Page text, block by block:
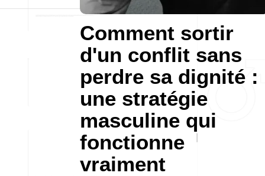
Comment sortir
d'un conflit sans
perdre sa dignité :
une stratégie
masculine qui
fonctionne
vraiment